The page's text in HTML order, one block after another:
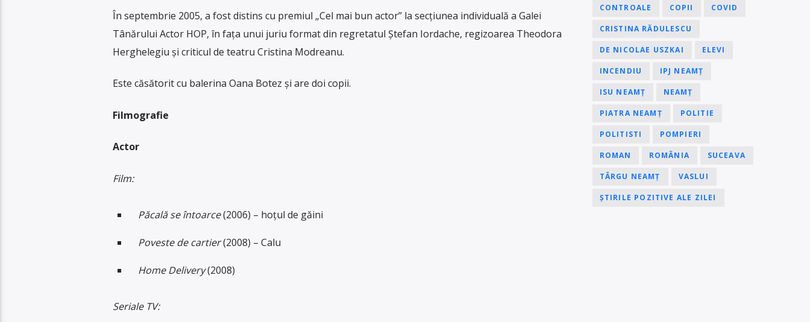
În septembrie 2005, a fost distins cu premiul „Cel mai bun actor” la secțiunea individuală a Galei
Tânărului Actor HOP, în fața unui juriu format din regretatul Ștefan Iordache, regizoarea Theodora
Herghelegiu și criticul de teatru Cristina Modreanu.
Este căsătorit cu balerina Oana Botez și are doi copii.
Filmografie
Actor
Film:
Păcală se întoarce(2006) – hoțul de găini
Poveste de cartier(2008) – Calu
Home Delivery(2008)
Seriale TV:
CONTROALE COPII COVID
CRISTINA RĂDULESCU
DE NICOLAE USZKAI ELEVI
INCENDIU IPJ NEAMȚ
ISU NEAMȚ NEAMȚ
PIATRA NEAMȚ POLITIE
POLITISTI POMPIERI
ROMAN ROMÂNIA SUCEAVA
TÂRGU NEAMȚ VASLUI
ȘTIRILE POZITIVE ALE ZILEI